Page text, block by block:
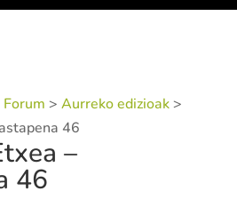
> Aurreko edizioak>
46
–
46